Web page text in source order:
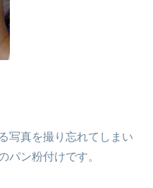
写真を撮り忘れてしまい
パン粉付けです。